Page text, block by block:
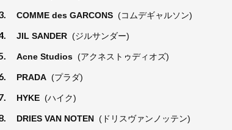
COMME des GARCONS (コムデギャルソン)
JIL SANDER (ジルサンダー)
Acne Studios (アクネストゥディオズ)
PRADA (プラダ)
HYKE (ハイク)
DRIES VAN NOTEN (ドリスヴァンノッテン)